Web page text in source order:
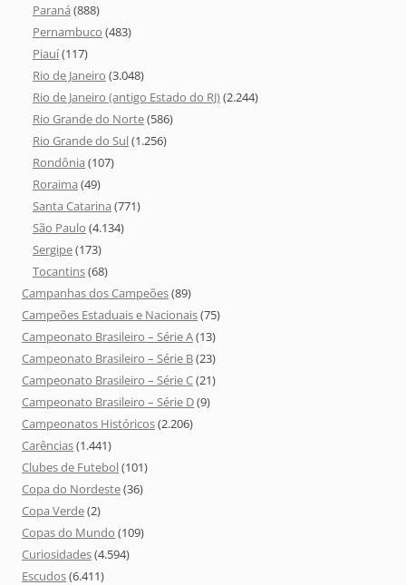
Paraná (888)
Pernambuco (483)
Piauí(117)
Rio de Janeiro (3.048)
Rio de Janeiro (antigo Estado do RJ)(2.244)
Rio Grande do Norte(586)
Rio Grande do Sul(1.256)
Rondônia (107)
Roraima (49)
Santa Catarina (771)
São Paulo (4.134)
Sergipe(173)
Tocantins(68)
Campanhas dos Campeões(89)
Campeões Estaduais e Nacionais(75)
Campeonato Brasileiro – Série A(13)
Campeonato Brasileiro – Série B(23)
Campeonato Brasileiro – Série C(21)
Campeonato Brasileiro – Série D(9)
Campeonatos Históricos(2.206)
Carências(1.441)
Clubes de Futebol(101)
Copa do Nordeste(36)
Copa Verde(2)
Copas do Mundo (109)
Curiosidades(4.594)
Escudos(6.411)